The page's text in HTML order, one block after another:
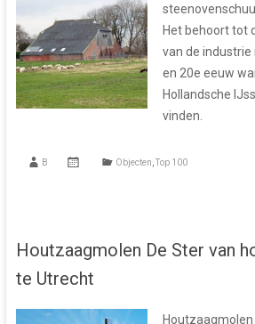
Het behoort tot
van de industrie
en 20e eeuw
Hollandsche
vinden.
B Objecten Top 100
Houtzaagmolen De Ster van
te Utrecht
Houtzaagmolen